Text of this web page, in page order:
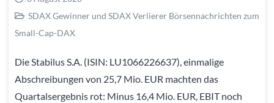
SDAX Gewinner und SDAX Verlierer Börsennachrichten zum
Small-Cap-DAX
Die Stabilus S.A. (ISIN: LU1066226637), einmalige
Abschreibungen von 25,7 Mio. EUR machten das
Quartalsergebnis rot: Minus 16,4 Mio. EUR, EBIT noch